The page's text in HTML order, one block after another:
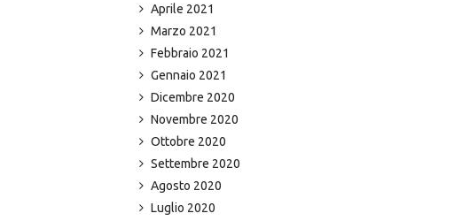
Aprile 2021
Marzo 2021
Febbraio 2021
Gennaio 2021
Dicembre 2020
Novembre 2020
Ottobre 2020
Settembre 2020
Agosto 2020
Luglio 2020